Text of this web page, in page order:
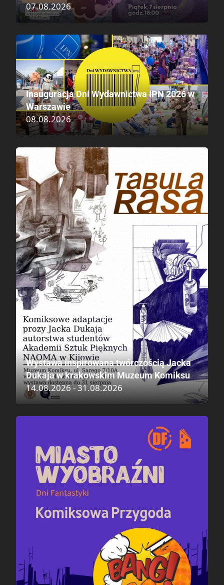
07.08.2026
Inauguracja Dni Wydawnictwa IPN 2026 w
Warszawie
08.08.2026
Wystawa inspirowana twórczością Jacka
Dukaja w krakowskim Muzeum Komiksu
14.08.2026 - 31.08.2026